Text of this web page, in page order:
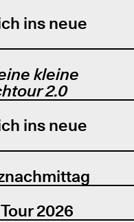
ins neue
kleine
2.0
ins neue
2026